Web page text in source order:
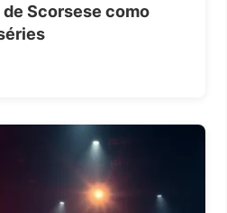
Scorsese como